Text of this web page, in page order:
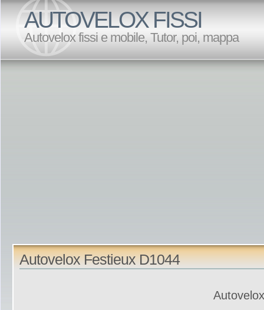
AUTOVELOX FISSI
Autovelox fissi e mobile, Tutor, poi, mappa
Autovelox Festieux D1044